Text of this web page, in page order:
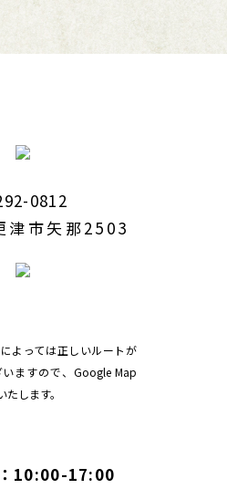
0812
津市矢那2503
よっては正しいルートが
ますので、Google Map
します。
10:00-17:00